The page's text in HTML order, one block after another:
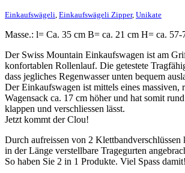
Einkaufswägeli Einkaufswägeli Zipper, Unikate
Masse.: l= Ca. 35 cm B= ca. 21 cm H= ca. 57-
Der Swiss Mountain Einkaufswagen ist am
konfortablen Rollenlauf. Die getestete
dass jegliches Regenwasser unten bequem
Der Einkaufswagen ist mittels eines
Wagensack ca. 17 cm höher und hat somit
klappen und verschliessen lässt.
Jetzt kommt der Clou!
Durch aufreissen von 2
in der Länge verstellbare Tragegurten
So haben Sie 2 in 1 Produkte. Viel Spass damit!